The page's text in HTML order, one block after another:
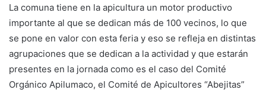
La comuna tiene en la apicultura un motor productivo
importante al que se dedican más de 100 vecinos, lo que
se pone en valor con esta feria y eso se refleja en distintas
agrupaciones que se dedican a la actividad y que estarán
presentes en la jornada como es el caso del Comité
Orgánico Apilumaco, el Comité de Apicultores “Abejitas”